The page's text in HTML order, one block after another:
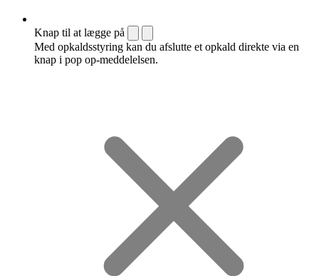
Knap til at lægge på
Med opkaldsstyring kan du afslutte et opkald direkte via en
knap i pop op-meddelelsen.